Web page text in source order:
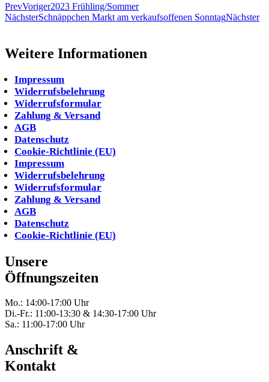
PrevVoriger2023 Frühling/Sommer
NächsterSchnäppchen Markt am verkaufsoffenen SonntagNächster
Weitere Informationen
Impressum
Widerrufsbelehrung
Widerrufsformular
Zahlung & Versand
AGB
Datenschutz
Cookie-Richtlinie (EU)
Impressum
Widerrufsbelehrung
Widerrufsformular
Zahlung & Versand
AGB
Datenschutz
Cookie-Richtlinie (EU)
Unsere
Öffnungszeiten
Mo.: 14:00-17:00 Uhr
Di.-Fr.: 11:00-13:30 & 14:30-17:00 Uhr
Sa.: 11:00-17:00 Uhr
Anschrift &
Kontakt